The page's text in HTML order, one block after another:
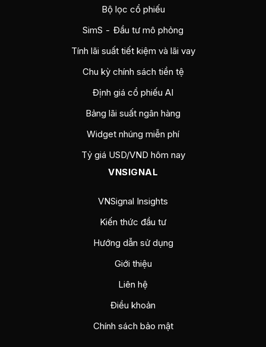
Bộ lọc cổ phiếu
SimS - Đầu tư mô phỏng
Tính lãi suất tiết kiệm và lãi vay
Chu kỳ chính sách tiền tệ
Định giá cổ phiếu AI
Bảng lãi suất ngân hàng
Widget nhúng miễn phí
Tỷ giá USD/VND hôm nay
VNSIGNAL
VNSignal Insights
Kiến thức đầu tư
Hướng dẫn sử dụng
Giới thiệu
Liên hệ
Điều khoản
Chính sách bảo mật